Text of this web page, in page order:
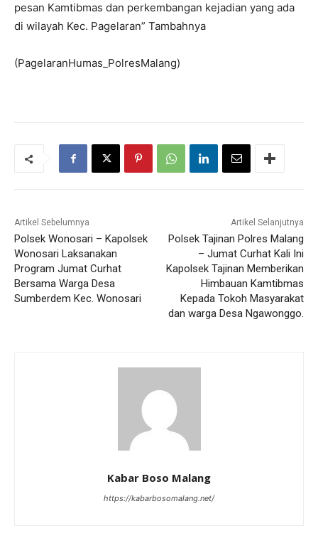
pesan Kamtibmas dan perkembangan kejadian yang ada
di wilayah Kec. Pagelaran” Tambahnya
(PagelaranHumas_PolresMalang)
Artikel Sebelumnya
Polsek Wonosari – Kapolsek
Wonosari Laksanakan
Program Jumat Curhat
Bersama Warga Desa
Sumberdem Kec. Wonosari
Artikel Selanjutnya
Polsek Tajinan Polres Malang
– Jumat Curhat Kali Ini
Kapolsek Tajinan Memberikan
Himbauan Kamtibmas
Kepada Tokoh Masyarakat
dan warga Desa Ngawonggo.
Kabar Boso Malang
https://kabarbosomalang.net/